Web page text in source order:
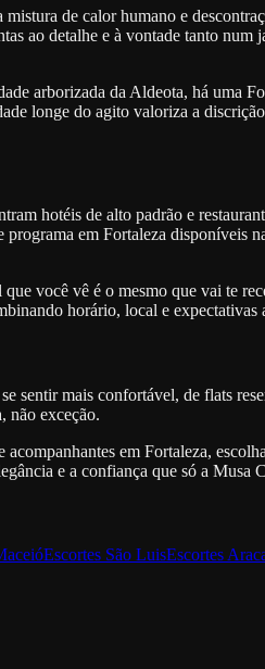
de calor humano e
ao detalhe e à vontade tanto
arborizada da Aldeota, há uma
longe do agito valoriza a
hotéis de alto padrão e
em Fortaleza disponíveis
você vê é o mesmo que vai te
horário, local e
sentir mais confortável, de flats
não exceção.
em Fortaleza,
e a confiança que só a Musa
Escortes São LuisEscortes